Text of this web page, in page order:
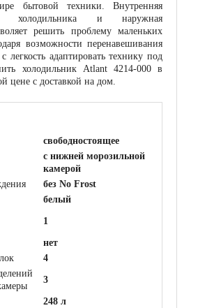
бытовой техники. Внутренняя
холодильника и наружная
решить проблему маленьких
возможности перенавешивания
легкость адаптировать технику под
холодильник Atlant 4214-000 в
цене с доставкой на дом.
свободностоящее
с нижней морозильной
камерой
без No Frost
белый
1
нет
4
3
248 л